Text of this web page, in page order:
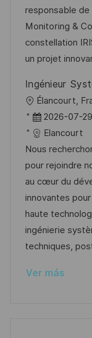
c
i
ó
n
a
d
e
p
b
l
i
c
a
c
i
ó
n
responsable
Monitoring &
constellation
un projet
Ingénieur
U
b
c
a
c
i
ó
n
Élancourt,
F
e
c
h
a
d
e
p
u
l
2026-07-29
Elancourt
Nous
pour rejoindre
au cœur du
innovantes
haute
ingénierie
techniques,
Ver más